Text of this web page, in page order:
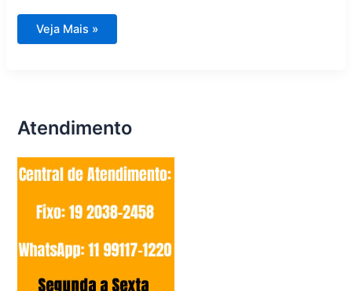
Conserto
de
Veja Mais »
Atendimento